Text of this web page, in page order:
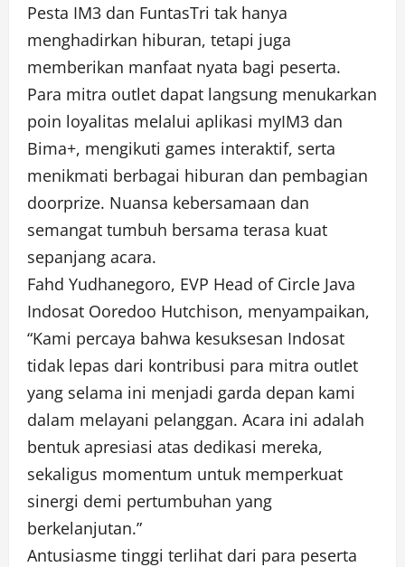
Pesta IM3 dan FuntasTri tak hanya
menghadirkan hiburan, tetapi juga
memberikan manfaat nyata bagi peserta.
Para mitra outlet dapat langsung menukarkan
poin loyalitas melalui aplikasi myIM3 dan
Bima+, mengikuti games interaktif, serta
menikmati berbagai hiburan dan pembagian
doorprize. Nuansa kebersamaan dan
semangat tumbuh bersama terasa kuat
sepanjang acara.
Fahd Yudhanegoro, EVP Head of Circle Java
Indosat Ooredoo Hutchison, menyampaikan,
“Kami percaya bahwa kesuksesan Indosat
tidak lepas dari kontribusi para mitra outlet
yang selama ini menjadi garda depan kami
dalam melayani pelanggan. Acara ini adalah
bentuk apresiasi atas dedikasi mereka,
sekaligus momentum untuk memperkuat
sinergi demi pertumbuhan yang
berkelanjutan.”
Antusiasme tinggi terlihat dari para peserta